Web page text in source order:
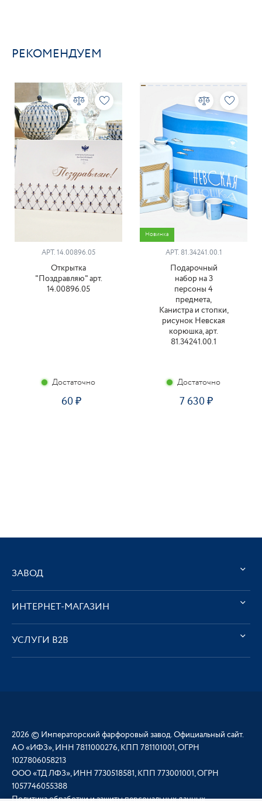
РЕКОМЕНДУЕМ
АРТ. 14.00896.05
Открытка
"Поздравляю" арт.
14.00896.05
Достаточно
60
Новинка
АРТ. 81.34241.00.1
Подарочный
набор на 3
персоны 4
предмета,
Канистра и стопки,
рисунок Невская
корюшка, арт.
81.34241.00.1
Достаточно
7 630
ЗАВОД
ИНТЕРНЕТ-МАГАЗИН
УСЛУГИ В2В
2026 © Императорский фарфоровый завод. Официальный сайт.
АО «ИФЗ», ИНН 7811000276, КПП 781101001, ОГРН
1027806058213
ООО «ТД ЛФЗ», ИНН 7730518581, КПП 773001001, ОГРН
1057746055388